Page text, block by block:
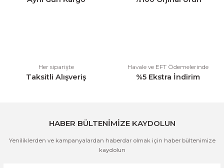
Ürün bilgilerinde hatalar bulunuyor.
Her siparişte
Taksitli Alışveriş
Havale ve EFT Ödemelerinde
%5 Ekstra İndirim
HABER BÜLTENİMİZE KAYDOLUN
Yeniliklerden ve kampanyalardan haberdar olmak için haber bültenimize
kaydolun